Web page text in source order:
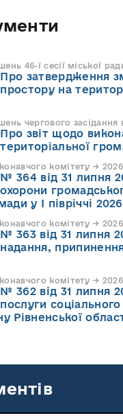
46-ї сесії міської
Про затвердження
простору на
чергового засідання
Про звіт щодо
територіальної
комітету →
№ 364 від 31 липня
охорони
у І півріччі
комітету →
№ 363 від 31 липня
надання,
комітету →
№ 362 від 31 липня
послуги
Рівненської